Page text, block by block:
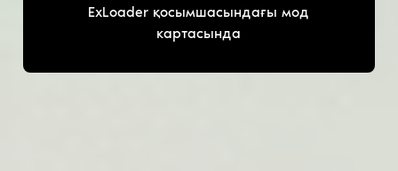
ExLoader қосымшасындағы мод
картасында